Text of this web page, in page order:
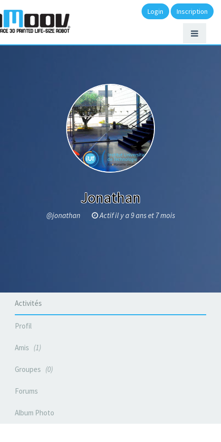
Login Inscription
Jonathan
@jonathan Actif il y a 9 ans et 7 mois
Activités
Profil
Amis 1
Groupes 0
Forums
Album Photo